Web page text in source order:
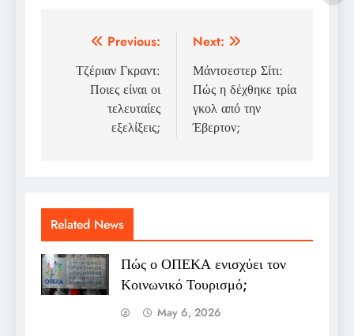
Post
navigation
Previous:
Τζέριαν Γκραντ:
Ποιες είναι οι
τελευταίες
εξελίξεις;
Next:
Μάντσεστερ Σίτι:
Πώς η δέχθηκε τρία
γκολ από την
Έβερτον;
Related News
Πώς ο ΟΠΕΚΑ ενισχύει τον
Κοινωνικό Τουρισμό;
May 6, 2026